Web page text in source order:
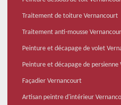
Traitement de toiture Vernancourt
Traitement anti-mousse
Peinture et décapage de volet
Peinture et décapage de persienne
Façadier Vernancourt
Artisan peintre d'intérieur